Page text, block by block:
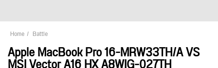
Home Battle
Apple MacBook Pro 16-MRW33TH/A VS